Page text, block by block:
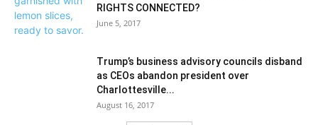
RIGHTS CONNECTED?
June 5, 2017
Trump’s business advisory councils disband
as CEOs abandon president over
Charlottesville...
August 16, 2017